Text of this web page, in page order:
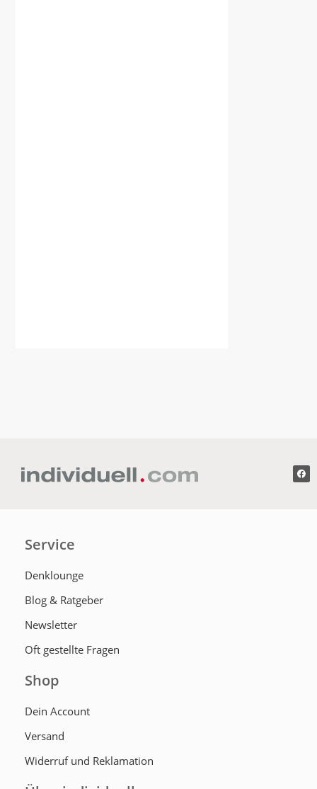
Service
Denklounge
Blog & Ratgeber
Newsletter
Oft gestellte Fragen
Shop
Dein Account
Versand
Widerruf und Reklamation